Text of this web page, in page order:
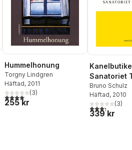
Hummelhonung
Torgny Lindgren
Häftad, 2011
4,0utav 5 stjärnor. Totalt antal röster:
(3)
255 kr
Sanatoriet
Bruno Schulz
Häftad, 2010
3,3utav 5(3)
339 kr